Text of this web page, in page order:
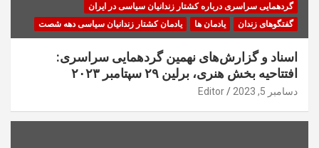
گردهمایی سراسری درباره کشتار زندانیان سیاسی در ایران
گفتگوهای زندان
یادمان ها یادمان کشتار زندانیان سیاسی دهه شصت
اسناد و گزارش‌های نهمین گردهمایی سراسری:
افتتاحیه بخش هنری، برلین ۲۹ سپتامبر ۲۰۲۳
دسامبر 5, 2023 Editor